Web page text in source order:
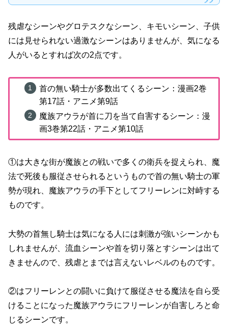
残虐なシーンやグロテスクなシーン、キモいシーン、子供
には見せられない過激なシーンはありませんが、気になる
人がいるとすれば次の2点です。
首の無い騎士が多数出てくるシーン：漫画2巻
第17話・アニメ第9話
魔族アウラが首に刀を当て自害するシーン：漫
画3巻第22話・アニメ第10話
①は大きな街が魔族との戦いで多くの衛兵を捉えられ、魔
法で死後も服従させられるというもので首の無い騎士の軍
勢が現れ、魔族アウラの手下としてフリーレンに対峙する
ものです。
大勢の首無し騎士は気になる人には刺激が強いシーンかも
しれませんが、流血シーンや首を切り落とすシーンは出て
きませんので、残虐とまでは言えないレベルのものです。
②はフリーレンとの闘いに負けて服従させる魔法を自ら受
けることになった魔族アウラにフリーレンが自害しろと命
じるシーンです。